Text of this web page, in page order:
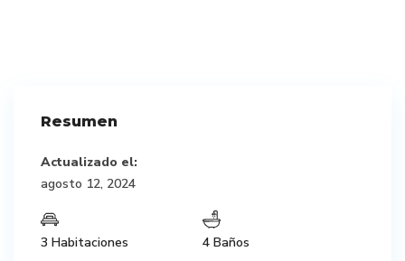
Resumen
Actualizado el:
agosto 12, 2024
3 Habitaciones 4 Baños